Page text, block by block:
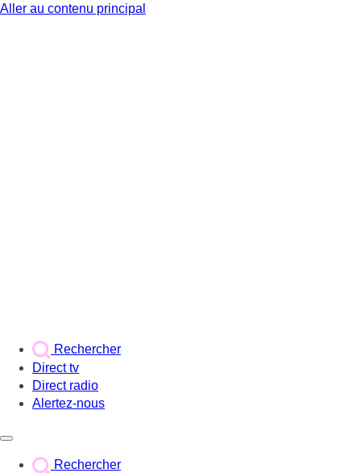
Aller au contenu principal
Rechercher
Direct tv
Direct radio
Alertez-nous
Rechercher